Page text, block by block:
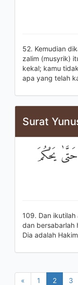
52. Kemudian
zalim (musyrik)
kekal; kamu
apa yang telah
Surat
يَحْكُمَ
109. Dan
dan bersabarlah
Dia adalah
« 1 2 3